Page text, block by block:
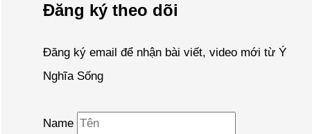
Đăng ký theo dõi
Đăng ký email để nhận bài viết, video mới từ Ý
Nghĩa Sống
Name